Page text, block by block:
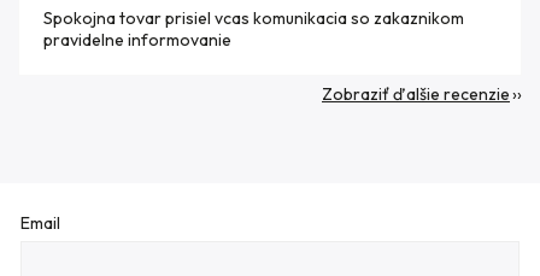
Spokojna tovar prisiel vcas komunikacia so zakaznikom
pravidelne informovanie
Zobraziť ďalšie recenzie
Email